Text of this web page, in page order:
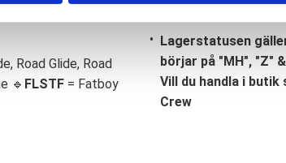
Road Glide, Road
🔹 FLSTF = Fatboy
Lagerstatusen
börjar på "MH", "Z"
Vill du handla i
Crew